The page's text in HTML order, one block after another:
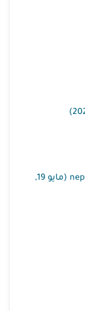
nephrotic syndrome , addison syndrome (مايو 19,